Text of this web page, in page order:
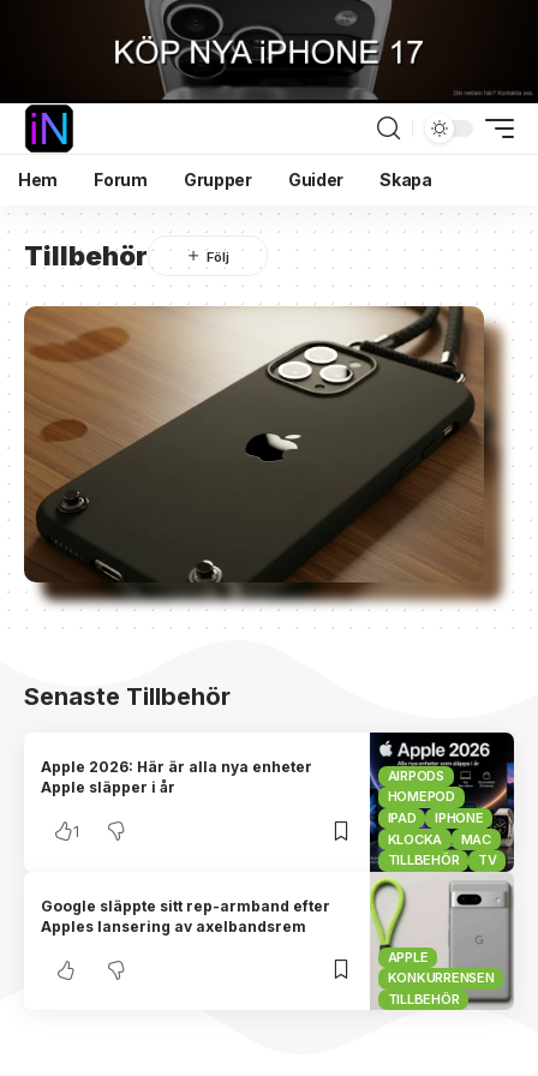
Hem Forum Grupper Guider Skapa
Tillbehör
Senaste Tillbehör
AIRPODS
HOMEPOD
IPAD
IPHONE
KLOCKA
MAC
TILLBEHÖR
TV
Apple 2026: Här är alla nya enheter
Apple släpper i år
1
APPLE
KONKURRENSEN
TILLBEHÖR
Google släppte sitt rep-armband efter
Apples lansering av axelbandsrem